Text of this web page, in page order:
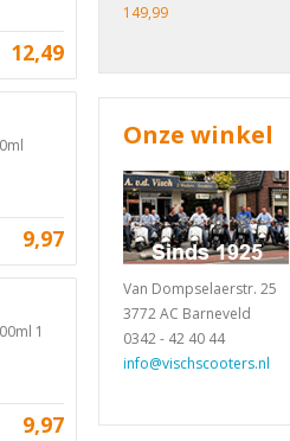
12,49
9,97
1
9,97
149,99
Onze winkel
Van Dompselaerstr. 25
3772 AC Barneveld
0342 - 42 40 44
info@vischscooters.nl